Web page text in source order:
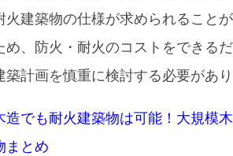
火建築物の仕様が求められること
め、防火・耐火のコストをできる
築計画を慎重に検討する必要があ
造でも耐火建築物は可能！大規模
まとめ